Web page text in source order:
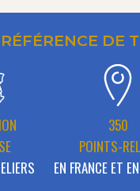
DE
350
POINTS-
EN FRANCE ET